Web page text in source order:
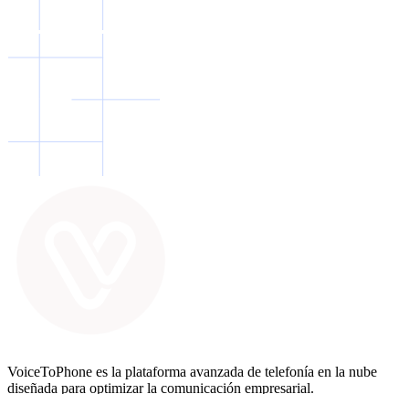
VoiceToPhone es la plataforma avanzada de telefonía en la nube
diseñada para optimizar la comunicación empresarial.